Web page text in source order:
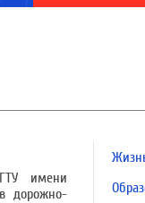
имени
дорожно-